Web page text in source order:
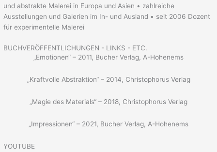
und abstrakte Malerei in Europa und Asien • zahlreiche
Ausstellungen und Galerien im In- und Ausland • seit 2006 Dozent
für experimentelle Malerei
BUCHVERÖFFENTLICHUNGEN - LINKS - ETC.
„Emotionen“ – 2011, Bucher Verlag, A-Hohenems
„Kraftvolle Abstraktion“ – 2014, Christophorus Verlag
„Magie des Materials“ – 2018, Christophorus Verlag
„Impressionen“ – 2021, Bucher Verlag, A-Hohenems
YOUTUBE